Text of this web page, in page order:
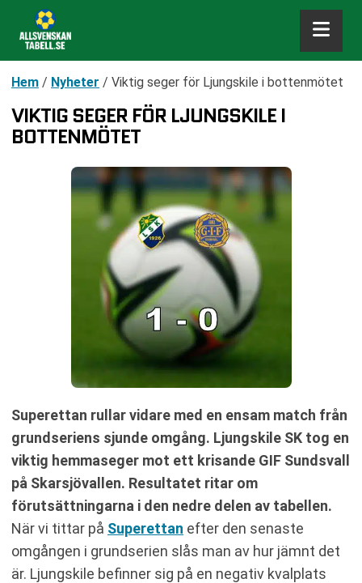
Hem / Nyheter / Viktig seger för Ljungskile i bottenmötet
VIKTIG SEGER FÖR LJUNGSKILE I
BOTTENMÖTET
Superettan rullar vidare med en ensam match från
grundseriens sjunde omgång. Ljungskile SK tog en
viktig hemmaseger mot ett krisande GIF Sundsvall
på Skarsjövallen. Resultatet ritar om
förutsättningarna i den nedre delen av tabellen.
När vi tittar på Superettan efter den senaste
omgången i grundserien slås man av hur jämnt det
är. Ljungskile befinner sig på en negativ kvalplats